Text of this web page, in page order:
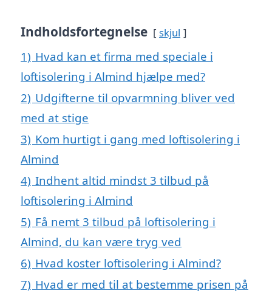
Indholdsfortegnelse skjul
1) Hvad kan et firma med speciale i
loftisolering i Almind hjælpe med?
2) Udgifterne til opvarmning bliver ved
med at stige
3) Kom hurtigt i gang med loftisolering i
Almind
4) Indhent altid mindst 3 tilbud på
loftisolering i Almind
5) Få nemt 3 tilbud på loftisolering i
Almind, du kan være tryg ved
6) Hvad koster loftisolering i Almind?
7) Hvad er med til at bestemme prisen på